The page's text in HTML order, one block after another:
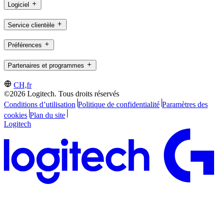
Logiciel
Service clientèle
Préférences
Partenaires et programmes
CH,fr
©2026 Logitech. Tous droits réservés
Conditions d’utilisation Politique de confidentialité Paramètres des
cookies Plan du site
Logitech